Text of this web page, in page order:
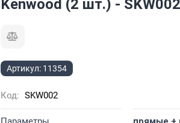
Kenwood (2 шт.) - SKW002
Артикул: 11354
Код: SKW002